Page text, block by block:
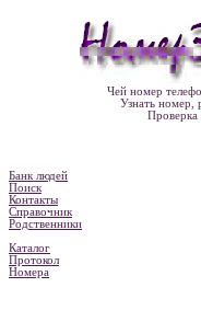
Чей номер
Узнать номер,
Проверка
Банк людей
Поиск
Контакты
Справочник
Родственники
Каталог
Протокол
Номера